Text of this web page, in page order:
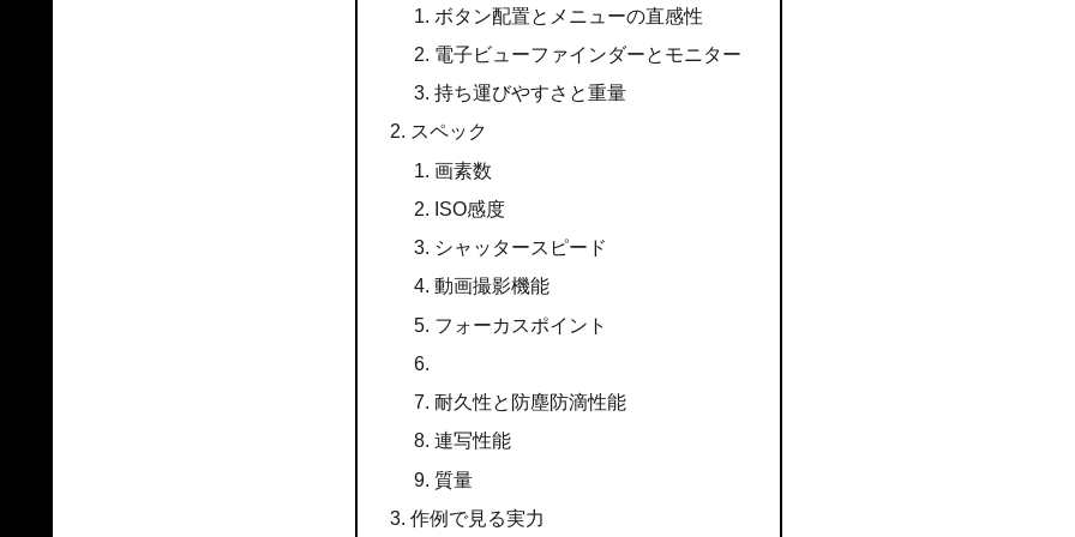
ボタン配置とメニューの直感性
電子ビューファインダーとモニター
持ち運びやすさと重量
スペック
画素数
ISO感度
シャッタースピード
動画撮影機能
フォーカスポイント
耐久性と防塵防滴性能
連写性能
質量
作例で見る実力